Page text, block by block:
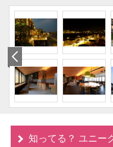
知ってる？ ユニー